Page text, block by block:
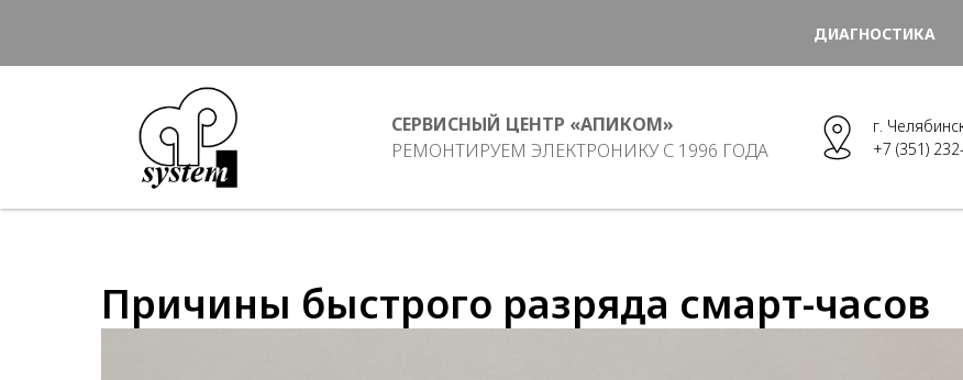
СЕРВИСНЫЙ ЦЕНТР «АПИКОМ»
РЕМОНТИРУЕМ ЭЛЕКТРОНИКУ С 1996 ГОДА
г.
+7 (351)
ДИАГНОСТИКА
Причины быстрого разряда смарт-часов